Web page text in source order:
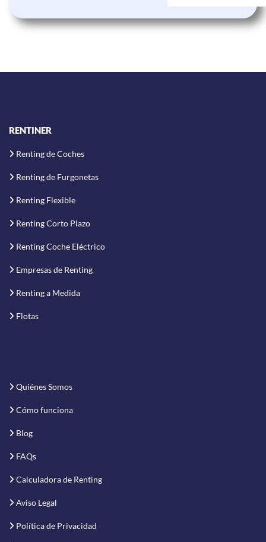
RENTINER
Renting de Coches
Renting de Furgonetas
Renting Flexible
Renting Corto Plazo
Renting Coche Eléctrico
Empresas de Renting
Renting a Medida
Flotas
Quiénes Somos
Cómo funciona
Blog
FAQs
Calculadora de Renting
Aviso Legal
Política de Privacidad